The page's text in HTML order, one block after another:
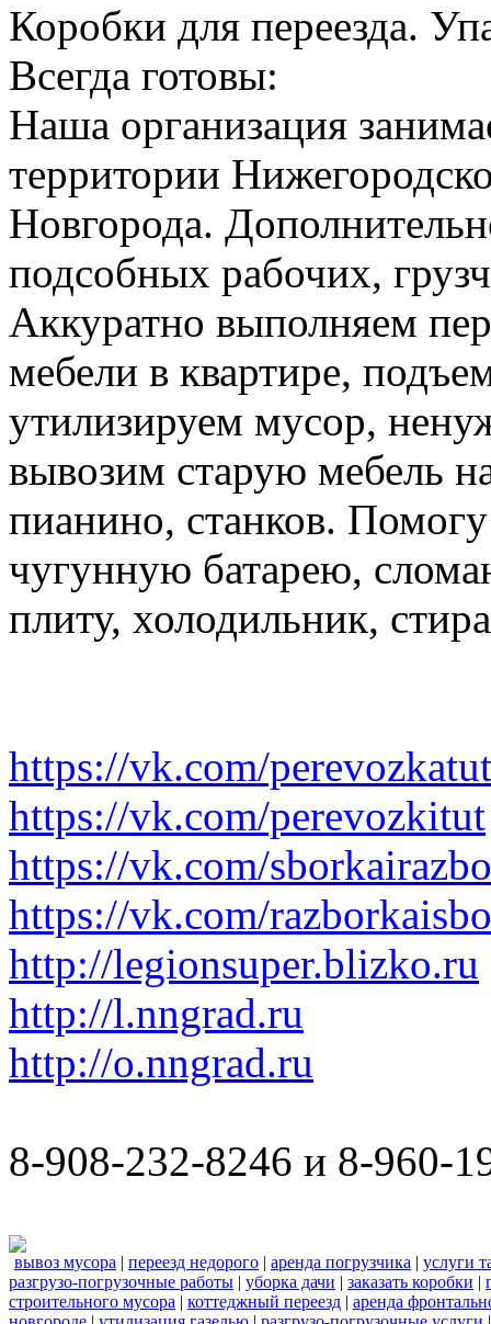
Коробки для переезда.
Всегда готовы:
Наша организация
территории
Новгорода.
подсобных рабочих,
Аккуратно выполняем
мебели в квартире,
утилизируем мусор,
вывозим старую мебель
пианино, станков.
чугунную батарею,
плиту, холодильник,
https://vk.com/perevozkatut
https://vk.com/perevozkitut
https://vk.com/
https://vk.com/
http://legionsuper.blizko.ru
http://l.nngrad.ru
http://o.nngrad.ru
8-908-232-8246 и 8-960-
вывоз мусора | переезд недорого | аренда погрузчика | услуги
разгрузо-погрузочные работы | уборка дачи | заказать коробки |
строительного мусора | коттеджный переезд | аренда